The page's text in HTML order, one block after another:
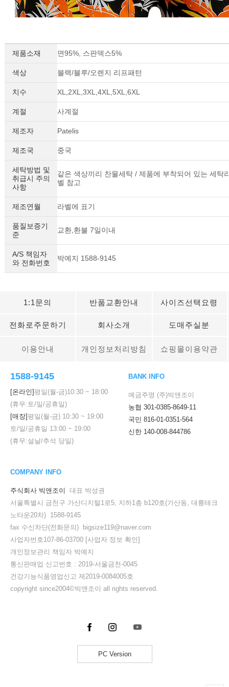
제품소재 면95%, 스판덱스5%
색상 블랙/블루/오렌지 리프패턴
치수 XL,2XL,3XL,4XL,5XL,6XL
계절 사계절
제조자 Patelis
제조국 중국
세탁방법 및
취급시 주의
사항
같은 색상끼리 찬물세탁 / 제품에 부착되어 있는 세탁
벨 참고
제조연월 라벨에 표기
품질보증기
준
교환,환불 7일이내
A/S 책임자
와 전화번호
박예지 1588-9145
1:1문의 반품교환안내 사이즈선택요령
전화로주문하기 회사소개 도매주실분
이용안내 개인정보처리방침 쇼핑몰이용약관
1588-9145
[온라인]평일(월-금)10:30 ~ 18:00
(휴무:토/일/공휴일)
[매장]평일(월-금) 10:30 ~ 19:00
토/일/공휴일 13:00 ~ 19:00
(휴무:설날/추석 당일)
BANK INFO
예금주명 (주)빅앤조이
농협 301-0385-8649-11
국민 816-01-0351-564
신한 140-008-844786
COMPANY INFO
주식회사 빅앤조이
대표 박성권
서울특별시 금천구 가산디지털1로5, 지하1층 b120호(가산동, 대륭테크
노타운20차) 1588-9145
fax 수신차단(전화문의) bigsize119@naver.com
사업자번호107-86-03700 [사업자 정보 확인]
개인정보관리 책임자 박예지
통신판매업 신고번호 : 2019-서울금천-0045
건강기능식품영업신고 제2019-0084005호
copyright since2004©빅앤조이 all rights reserved.
PC Version